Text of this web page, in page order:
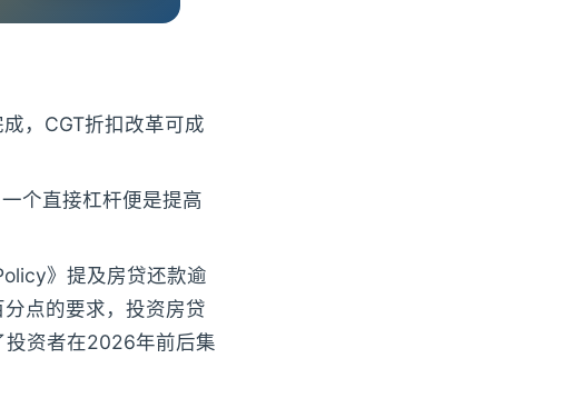
，CGT折扣改革可成
个直接杠杆便是提高
》提及房贷还款逾
点的要求，投资房贷
资者在2026年前后集